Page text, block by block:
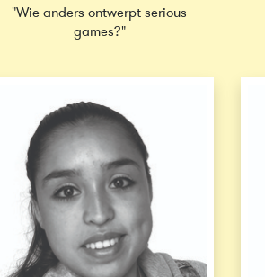
"Wie anders ontwerpt serious
games?"